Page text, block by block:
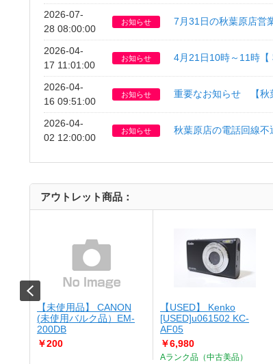
2026-07-
28 08:00:00
お知らせ 7月31日の秋葉原店営
2026-04-
17 11:01:00
お知らせ 4月21日10時～11時【
2026-04-
16 09:51:00
お知らせ 重要なお知らせ 【秋
2026-04-
02 12:00:00
お知らせ 秋葉原店の電話回線不
アウトレット商品：
【未使用品】 CANON
(未使用バルク品）EM-
200DB
￥200
【USED】 Kenko
[USED]u061502 KC-
AF05
￥6,980
Aランク品（中古美品）